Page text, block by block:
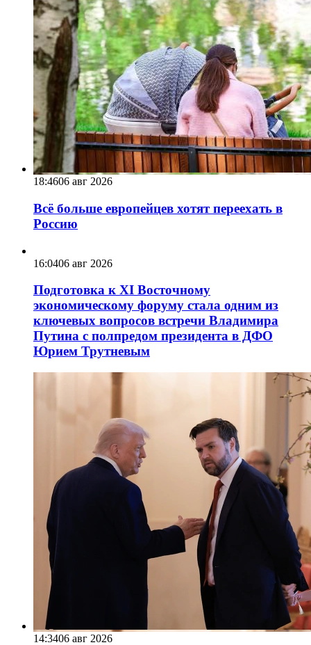
18:4606 авг 2026
Всё больше европейцев хотят переехать в
Россию
16:0406 авг 2026
Подготовка к XI Восточному
экономическому форуму стала одним из
ключевых вопросов встречи Владимира
Путина с полпредом президента в ДФО
Юрием Трутневым
14:3406 авг 2026